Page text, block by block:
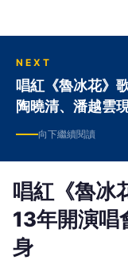
NEXT
唱紅《魯冰花》
陶曉清、潘越雲
向下繼續閱讀
唱紅《魯冰
13年開演
身